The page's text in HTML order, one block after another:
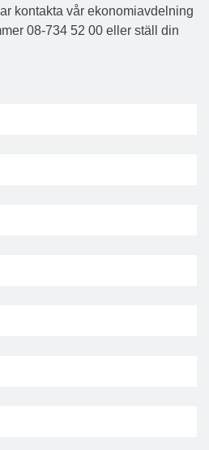
kontakta vår ekonomiavdelning
08-734 52 00 eller ställ din